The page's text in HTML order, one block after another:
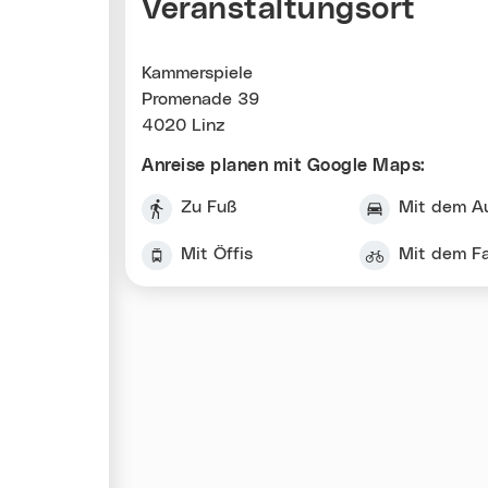
Veranstaltungsort
Kammerspiele
Promenade 39
4020 Linz
Anreise planen mit Google Maps:
Zu Fuß Mit dem
Mit Öffis Mit dem